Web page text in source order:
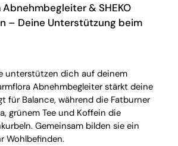
Abnehmbegleiter & SHEKO
– Deine Unterstützung beim
unterstützen dich auf deinem
Abnehmbegleiter stärkt deine
für Balance, während die Fatburner
grünem Tee und Koffein die
Gemeinsam bilden sie ein
Wohlbefinden.